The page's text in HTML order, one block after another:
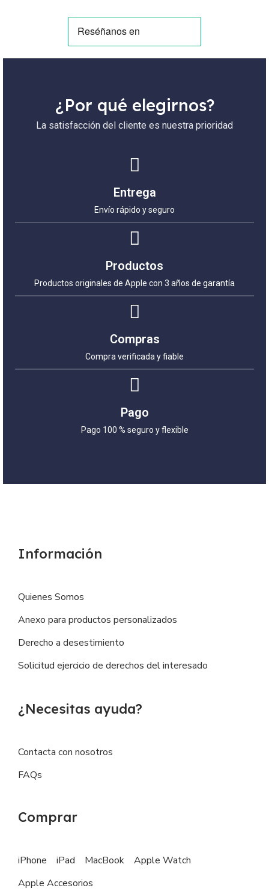
¿Por qué elegirnos?
La satisfacción del cliente es nuestra prioridad
Entrega
Envío rápido y seguro
Productos
Productos originales de Apple con 3 años de garantía
Compras
Compra verificada y fiable
Pago
Pago 100 % seguro y flexible
Información
Quienes Somos
Anexo para productos personalizados
Derecho a desestimiento
Solicitud ejercicio de derechos del interesado
¿Necesitas ayuda?
Contacta con nosotros
FAQs
Comprar
iPhone iPad MacBook
Apple Watch
Apple Accesorios